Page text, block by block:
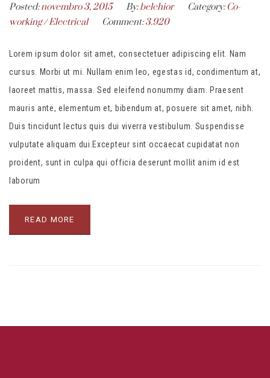
Posted:novembro 3, 2015 By:belchior Category: Co-
working/Electrical Comment:3.920
Lorem ipsum dolor sit amet, consectetuer adipiscing elit. Nam
cursus. Morbi ut mi. Nullam enim leo, egestas id, condimentum at,
laoreet mattis, massa. Sed eleifend nonummy diam. Praesent
mauris ante, elementum et, bibendum at, posuere sit amet, nibh.
Duis tincidunt lectus quis dui viverra vestibulum. Suspendisse
vulputate aliquam dui.Excepteur sint occaecat cupidatat non
proident, sunt in culpa qui officia deserunt mollit anim id est
laborum
READ MORE